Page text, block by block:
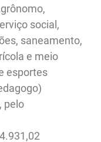
social,
saneamento,
e meio
esportes
pelo